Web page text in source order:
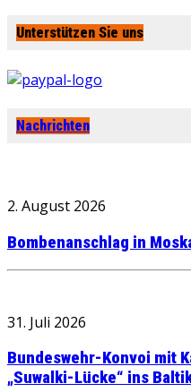
Unterstützen Sie uns
Nachrichten
2. August 2026
Bombenanschlag in
31. Juli 2026
Bundeswehr-Konvoi mit
„Suwalki-Lücke“ ins